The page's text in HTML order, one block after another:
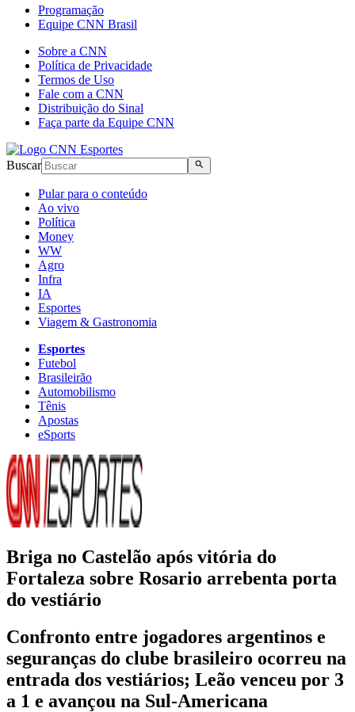
Programação
Equipe CNN Brasil
Sobre a CNN
Política de Privacidade
Termos de Uso
Fale com a CNN
Distribuição do Sinal
Faça parte da Equipe CNN
Buscar
Pular para o conteúdo
Ao vivo
Política
Money
WW
Agro
Infra
IA
Esportes
Viagem & Gastronomia
Esportes
Futebol
Brasileirão
Automobilismo
Tênis
Apostas
eSports
Briga no Castelão após vitória do
Fortaleza sobre Rosario arrebenta porta
do vestiário
Confronto entre jogadores argentinos e
seguranças do clube brasileiro ocorreu na
entrada dos vestiários; Leão venceu por 3
a 1 e avançou na Sul-Americana